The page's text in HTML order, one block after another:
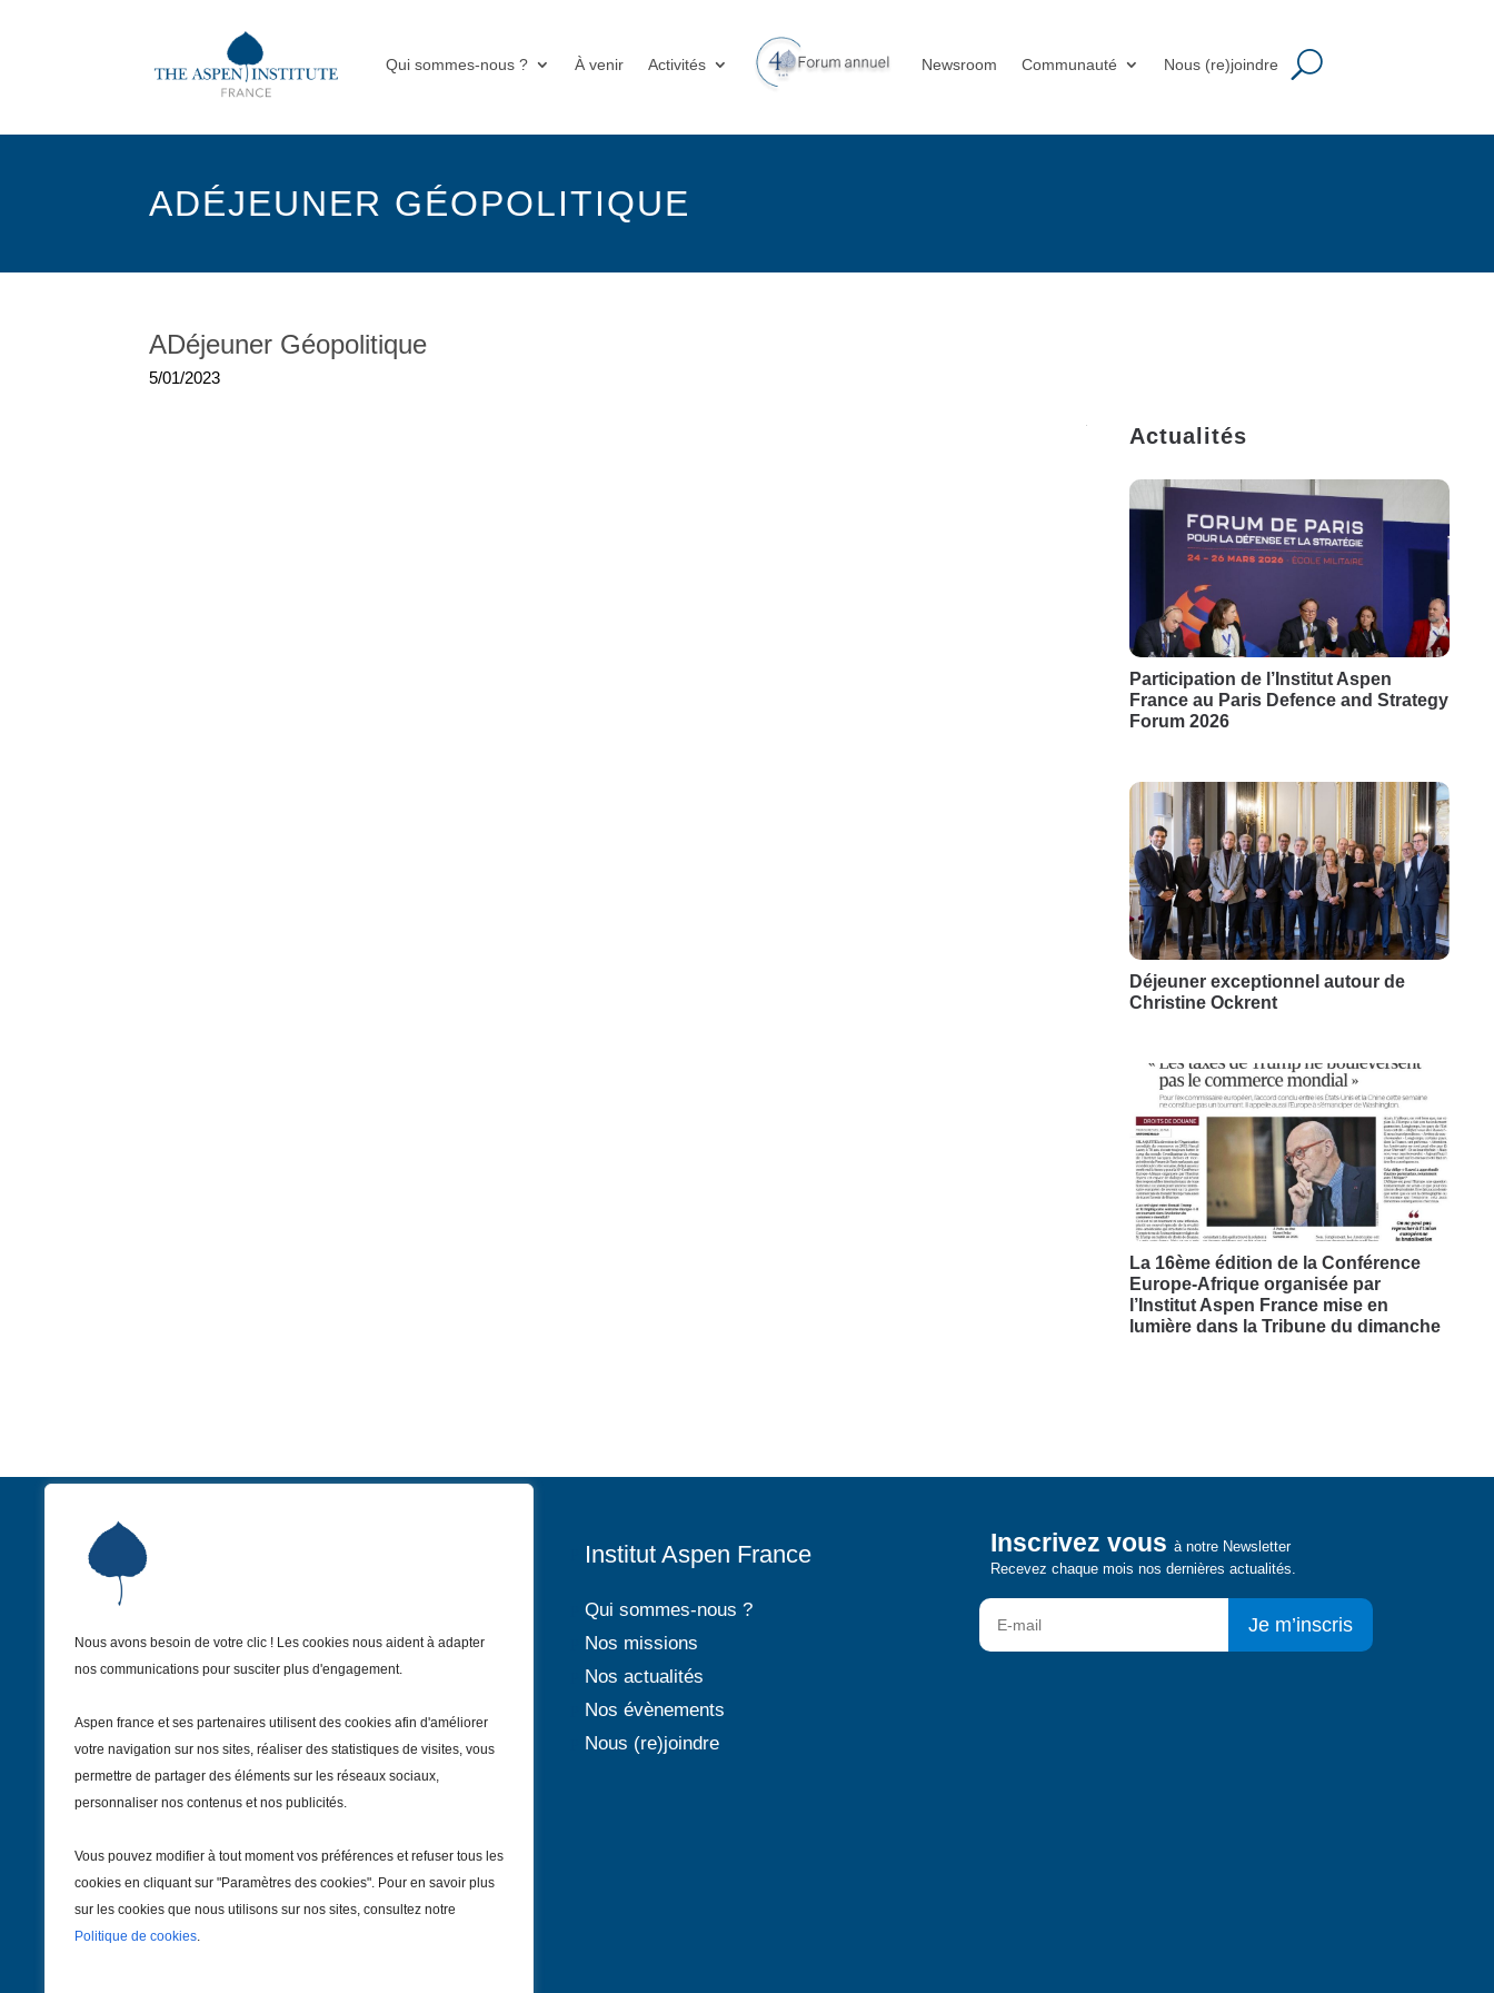
Nous avons besoin de votre clic ! Les cookies nous aident à adapter
nos communications pour susciter plus d'engagement.
Aspen france et ses partenaires utilisent des cookies afin d'améliorer
votre navigation sur nos sites, réaliser des statistiques de visites, vous
permettre de partager des éléments sur les réseaux sociaux,
personnaliser nos contenus et nos publicités.
Vous pouvez modifier à tout moment vos préférences et refuser tous les
cookies en cliquant sur "Paramètres des cookies". Pour en savoir plus
sur les cookies que nous utilisons sur nos sites, consultez notre
Politique de cookies.
Qui sommes-nous ? À venir Activités Newsroom Communauté Nous (re)joindre
ADÉJEUNER GÉOPOLITIQUE
5/01/2023
ADéjeuner Géopolitique
Actualités
Participation de l’Institut Aspen
France au Paris Defence and Strategy
Forum 2026
Déjeuner exceptionnel autour de
Christine Ockrent
La 16ème édition de la Conférence
Europe-Afrique organisée par
l’Institut Aspen France mise en
lumière dans la Tribune du dimanche
Institut Aspen France
+33 1 81 69 55 30
institut@aspenfrance.org
Suivez-nous
Institut Aspen France
Qui sommes-nous ?
Nos missions
Nos actualités
Nos évènements
Nous (re)joindre
Inscrivez vous à notre Newsletter
Recevez chaque mois nos dernières actualités.
Je m’inscris